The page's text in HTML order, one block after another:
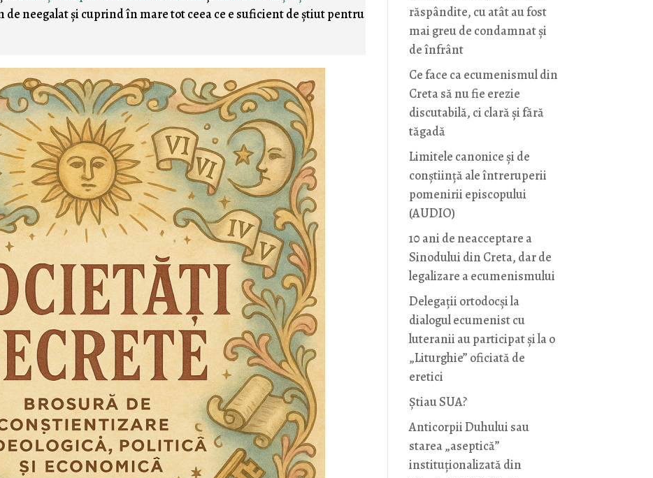
de neegalat şi cuprind în mare tot ceea ce e suficient de ştiut pentru
răspândite, cu atât au fost
mai greu de condamnat și
de înfrânt
Ce face ca ecumenismul din
Creta să nu fie erezie
discutabilă, ci clară și fără
tăgadă
Limitele canonice și de
conștiință ale întreruperii
pomenirii episcopului
(AUDIO)
10 ani de neacceptare a
Sinodului din Creta, dar de
legalizare a ecumenismului
Delegații ortodocși la
dialogul ecumenist cu
luteranii au participat și la o
„Liturghie” oficiată de
eretici
Știau SUA?
Anticorpii Duhului sau
starea „aseptică”
instituționalizată din